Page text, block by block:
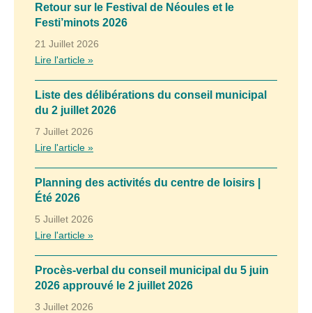
Retour sur le Festival de Néoules et le
Festi’minots 2026
21 Juillet 2026
Lire l'article »
Liste des délibérations du conseil municipal
du 2 juillet 2026
7 Juillet 2026
Lire l'article »
Planning des activités du centre de loisirs |
Été 2026
5 Juillet 2026
Lire l'article »
Procès-verbal du conseil municipal du 5 juin
2026 approuvé le 2 juillet 2026
3 Juillet 2026